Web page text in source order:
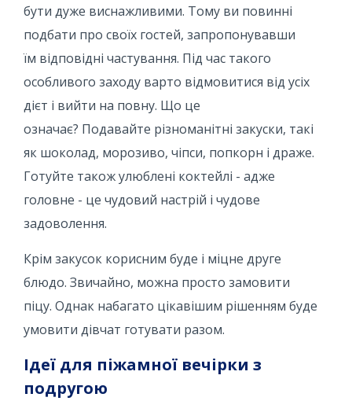
бути дуже виснажливими. Тому ви повинні
подбати про своїх гостей, запропонувавши
їм відповідні частування. Під час такого
особливого заходу варто відмовитися від усіх
дієт і вийти на повну. Що це
означає? Подавайте різноманітні закуски, такі
як шоколад, морозиво, чіпси, попкорн і драже.
Готуйте також улюблені коктейлі - адже
головне - це чудовий настрій і чудове
задоволення.
Крім закусок корисним буде і міцне друге
блюдо. Звичайно, можна просто замовити
піцу. Однак набагато цікавішим рішенням буде
умовити дівчат готувати разом.
Ідеї ​​для піжамної вечірки з
подругою